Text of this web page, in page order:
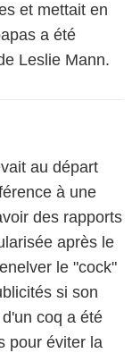
et mettait en
a été
Leslie Mann.
au départ
à une
des rapports
après le
le "cock"
si son
coq a été
pour éviter la